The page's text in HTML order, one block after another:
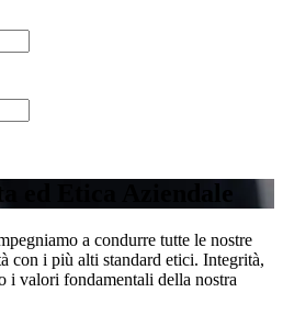
ed Etica Aziendale
a condurre tutte le nostre
con i più alti standard etici. Integrità,
i valori fondamentali della nostra